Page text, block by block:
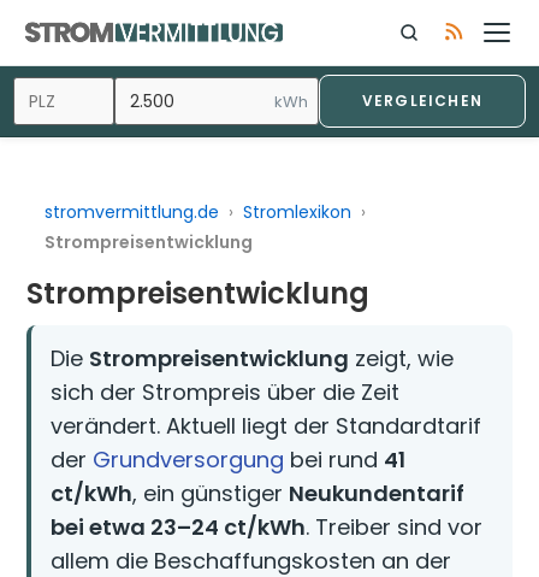
Inhalt
springen
kWh VERGLEICHEN
stromvermittlung.de › Stromlexikon ›
Strompreisentwicklung
Strompreisentwicklung
Die Strompreisentwicklung zeigt, wie
sich der Strompreis über die Zeit
verändert. Aktuell liegt der Standardtarif
der Grundversorgung bei rund 41
ct/kWh, ein günstiger Neukundentarif
bei etwa 23–24 ct/kWh. Treiber sind vor
allem die Beschaffungskosten an der